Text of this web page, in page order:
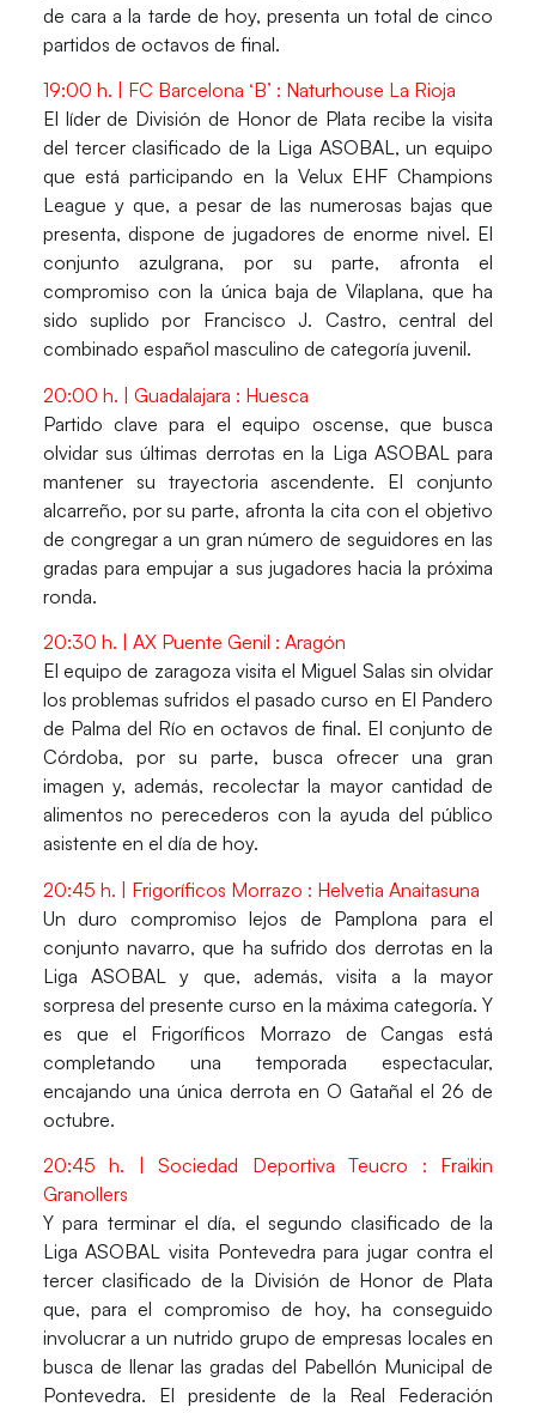
de cara a la tarde de hoy, presenta un total de cinco
partidos de octavos de final.
19:00 h. | FC Barcelona ‘B’ : Naturhouse La Rioja
El líder de División de Honor de Plata recibe la visita
del tercer clasificado de la Liga ASOBAL, un equipo
que está participando en la Velux EHF Champions
League y que, a pesar de las numerosas bajas que
presenta, dispone de jugadores de enorme nivel. El
conjunto azulgrana, por su parte, afronta el
compromiso con la única baja de Vilaplana, que ha
sido suplido por Francisco J. Castro, central del
combinado español masculino de categoría juvenil.
20:00 h. | Guadalajara : Huesca
Partido clave para el equipo oscense, que busca
olvidar sus últimas derrotas en la Liga ASOBAL para
mantener su trayectoria ascendente. El conjunto
alcarreño, por su parte, afronta la cita con el objetivo
de congregar a un gran número de seguidores en las
gradas para empujar a sus jugadores hacia la próxima
ronda.
20:30 h. | AX Puente Genil : Aragón
El equipo de zaragoza visita el Miguel Salas sin olvidar
los problemas sufridos el pasado curso en El Pandero
de Palma del Río en octavos de final. El conjunto de
Córdoba, por su parte, busca ofrecer una gran
imagen y, además, recolectar la mayor cantidad de
alimentos no perecederos con la ayuda del público
asistente en el día de hoy.
20:45 h. | Frigoríficos Morrazo : Helvetia Anaitasuna
Un duro compromiso lejos de Pamplona para el
conjunto navarro, que ha sufrido dos derrotas en la
Liga ASOBAL y que, además, visita a la mayor
sorpresa del presente curso en la máxima categoría. Y
es que el Frigoríficos Morrazo de Cangas está
completando una temporada espectacular,
encajando una única derrota en O Gatañal el 26 de
octubre.
20:45 h. | Sociedad Deportiva Teucro : Fraikin
Granollers
Y para terminar el día, el segundo clasificado de la
Liga ASOBAL visita Pontevedra para jugar contra el
tercer clasificado de la División de Honor de Plata
que, para el compromiso de hoy, ha conseguido
involucrar a un nutrido grupo de empresas locales en
busca de llenar las gradas del Pabellón Municipal de
Pontevedra. El presidente de la Real Federación